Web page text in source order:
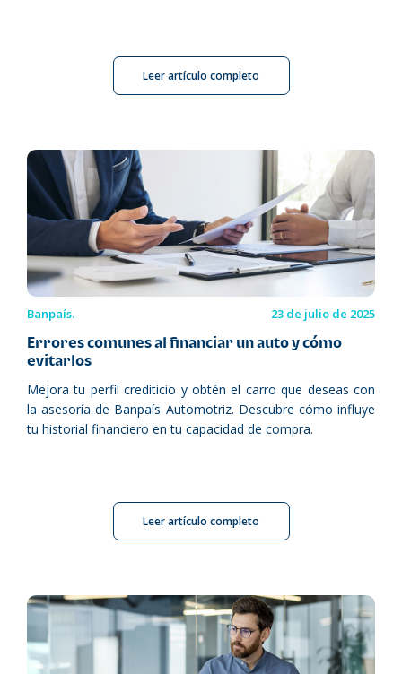
Leer artículo completo
Banpaís. 23 de julio de 2025
Errores comunes al financiar un auto y cómo
evitarlos
Mejora tu perfil crediticio y obtén el carro que deseas con
la asesoría de Banpaís Automotriz. Descubre cómo influye
tu historial financiero en tu capacidad de compra.
Leer artículo completo